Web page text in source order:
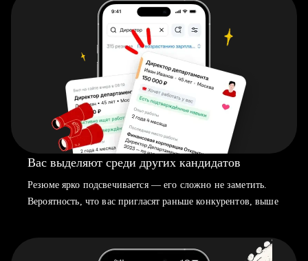
Вас выделяют среди других кандидатов
Резюме ярко подсвечивается — его сложно не заметить.
Вероятность, что вас пригласят раньше конкурентов, выше